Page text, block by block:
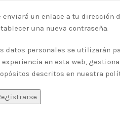
enviará un enlace a tu dirección
una nueva contraseña.
datos personales se utilizarán
en esta web,
descritos en nuestra